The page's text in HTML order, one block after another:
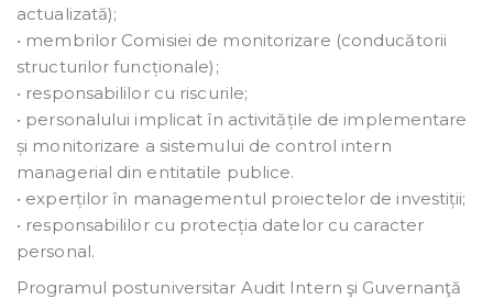
actualizată);
• membrilor Comisiei de monitorizare (conducătorii
structurilor funcționale);
• responsabililor cu riscurile;
• personalului implicat în activitățile de implementare
și monitorizare a sistemului de control intern
managerial din entitatile publice.
• experților în managementul proiectelor de investiții;
• responsabililor cu protecția datelor cu caracter
personal.
Programul postuniversitar Audit Intern şi Guvernanţă